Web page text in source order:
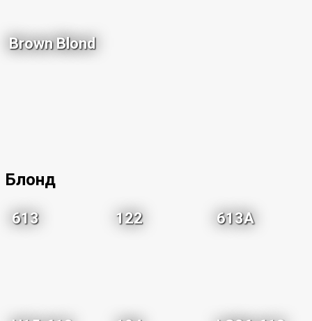
Brown Blond
Блонд
613 122 613A